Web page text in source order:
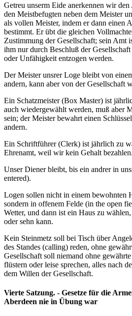
Getreu unserm Eide anerkennen wir
den Meistbefugten neben dem Meister
als vollen Meister, indem er dann einen
bestimmt. Er übt die gleichen
Zustimmung der Gesellschaft; sein Amt
ihm nur durch Beschluß der
oder Unfähigkeit entzogen werden.
Der Meister unsrer Loge bleibt von
andern, kann aber von der Gesellschaft
Ein Schatzmeister (Box Master) ist
auch wiedergewählt werden, muß aber
sein; der Meister bewahrt einen
andern.
Ein Schriftführer (Clerk) ist jährlich zu
Ehrenamt, weil wir kein Gehalt bezahlen.
Unser Diener bleibt, bis ein andrer in
entered).
Logen sollen nicht in einem bewohnten
sondern in offenem Felde (in the open
Wetter, und dann ist ein Haus zu
oder sehn kann.
Kein Steinmetz soll bei Tisch über
des Standes (calling) reden, ohne
Gesellschaft soll niemand ohne
flüstern oder leise sprechen, alles nach
dem Willen der Gesellschaft.
Vierte Satzung. - Gesetze für die
Aberdeen nie in Übung war